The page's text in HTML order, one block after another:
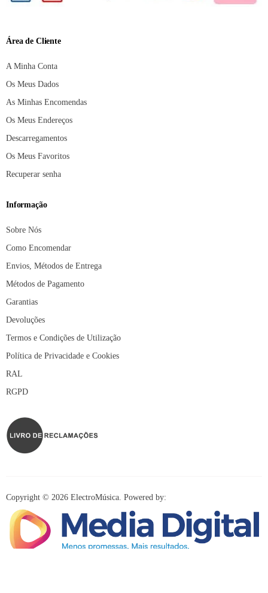
Área de Cliente
A Minha Conta
Os Meus Dados
As Minhas Encomendas
Os Meus Endereços
Descarregamentos
Os Meus Favoritos
Recuperar senha
Informação
Sobre Nós
Como Encomendar
Envios, Métodos de Entrega
Métodos de Pagamento
Garantias
Devoluções
Termos e Condições de Utilização
Política de Privacidade e Cookies
RAL
RGPD
Copyright © 2026 ElectroMúsica. Powered by: